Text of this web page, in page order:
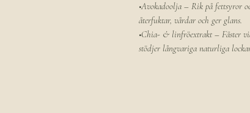
•Avokadoolja – Rik på fettsyror
återfuktar, vårdar och ger glans.
•Chia- & linfröextrakt – Fäster
stödjer långvariga naturliga